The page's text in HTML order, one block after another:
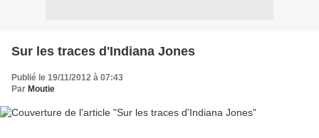
Sur les traces d'Indiana Jones
Publié le 19/11/2012 à 07:43
Par Moutie